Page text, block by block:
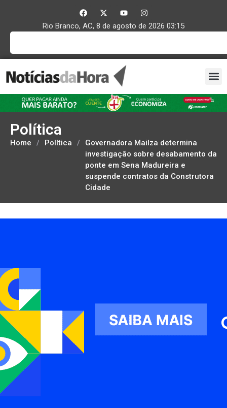
Rio Branco, AC, 8 de agosto de 2026 03:15
Política
Home / Política /
Governadora Mailza determina
investigação sobre desabamento da
ponte em Sena Madureira e
suspende contratos da Construtora
Cidade